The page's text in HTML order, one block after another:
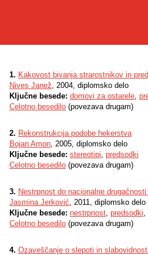
1. Kakovost bivanja strarostnikov in
Nives Janež, 2004, diplomsko delo
Ključne besede: domovi za ostarele,
Celotno besedilo (povezava drugam)
2. Rekonstrukcija podobe hekerstva
Bojan Amon, 2005, diplomsko delo
Ključne besede: stereotipi, predsodki
Celotno besedilo (povezava drugam)
3. Nestrpnost do nacionalne
Jasmina Jerković, 2011, diplomsko delo
Ključne besede: nestrpnost, predsodki,
Celotno besedilo (povezava drugam)
4. Ozaveščanje o slepoti in